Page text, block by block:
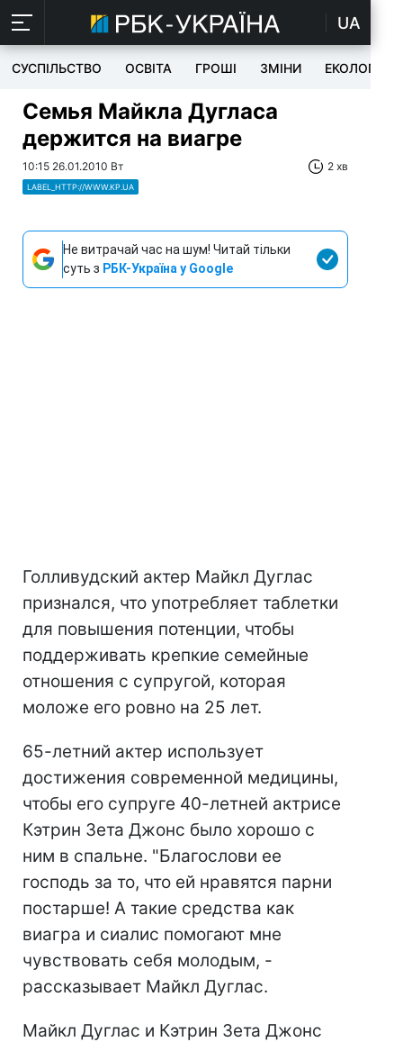
UA
СУСПІЛЬСТВО ОСВІТА ГРОШІ ЗМІНИ ЕКОЛОГІЯ
Семья Майкла Дугласа
держится на виагре
10:15 26.01.2010 Вт 2 хв
LABEL_HTTP://WWW.KP.UA
Не витрачай час на шум! Читай тільки
суть з РБК-Україна у Google
Голливудский актер Майкл Дуглас
признался, что употребляет таблетки
для повышения потенции, чтобы
поддерживать крепкие семейные
отношения с супругой, которая
моложе его ровно на 25 лет.
65-летний актер использует
достижения современной медицины,
чтобы его супруге 40-летней актрисе
Кэтрин Зета Джонс было хорошо с
ним в спальне. "Благослови ее
господь за то, что ей нравятся парни
постарше! А такие средства как
виагра и сиалис помогают мне
чувствовать себя молодым, -
рассказывает Майкл Дуглас.
Майкл Дуглас и Кэтрин Зета Джонс